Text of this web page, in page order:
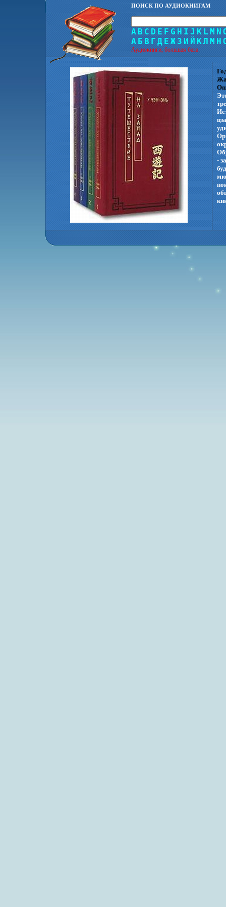
ПОИСК ПО АУДИОКНИГАМ
A B C D E F G H I J K L M N
А Б В Г Д Е Ж З И Й КЛ М Н
Аудиокниги, большая база.
-